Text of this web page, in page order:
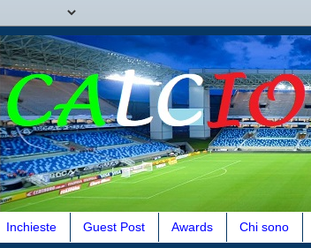
Inchieste Guest Post Awards Chi sono